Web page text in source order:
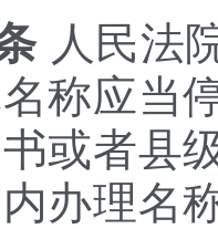
人民法
称应当
或者县
办理名